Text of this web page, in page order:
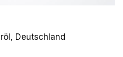
Deutschland